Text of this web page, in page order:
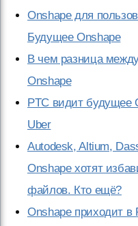
Onshape для
Будущее Onshape
В чем разница
Onshape
PTC видит будущее
Uber
Autodesk, Altium,
Onshape хотят
файлов. Кто ещё?
Onshape приходит в